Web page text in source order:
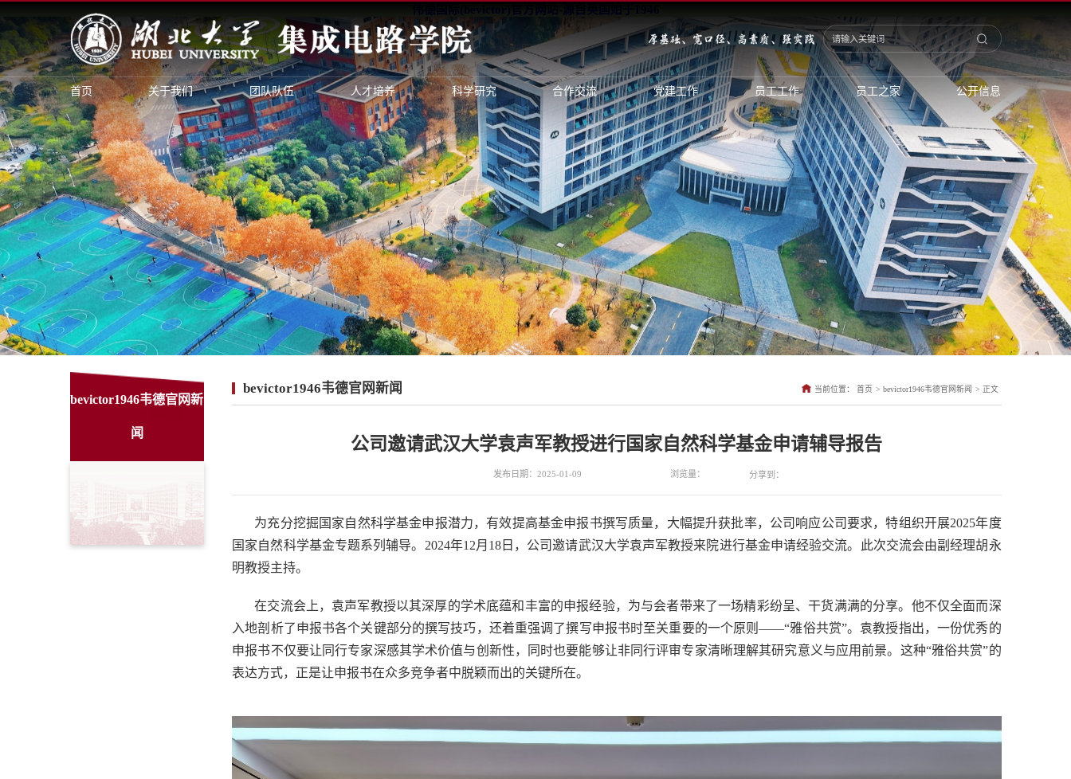
首页 关于我们 团队队伍 人才培养 科学研究 合作交流 党建工作 员工工作 员工之家 公开信息
bevictor1946韦德官网新
闻
bevictor1946韦德官网新闻 当前位置： 首页 > bevictor1946韦德官网新闻 > 正文
公司邀请武汉大学袁声军教授进行国家自然科学基金申请辅导报告
发布日期：2025-01-09 浏览量： 分享到：
为充分挖掘国家自然科学基金申报潜力，有效提高基金申报书撰写质量，大幅提升获批率，公司响应公司要求，特组织开展2025年度
国家自然科学基金专题系列辅导。2024年12月18日，公司邀请武汉大学袁声军教授来院进行基金申请经验交流。此次交流会由副经理胡永
明教授主持。
在交流会上，袁声军教授以其深厚的学术底蕴和丰富的申报经验，为与会者带来了一场精彩纷呈、干货满满的分享。他不仅全面而深
入地剖析了申报书各个关键部分的撰写技巧，还着重强调了撰写申报书时至关重要的一个原则——“雅俗共赏”。袁教授指出，一份优秀的
申报书不仅要让同行专家深感其学术价值与创新性，同时也要能够让非同行评审专家清晰理解其研究意义与应用前景。这种“雅俗共赏”的
表达方式，正是让申报书在众多竞争者中脱颖而出的关键所在。